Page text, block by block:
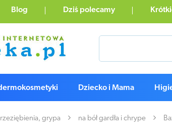
Blog Dziś polecamy
Dziecko i Mama
grypa na bół gardła i chrype